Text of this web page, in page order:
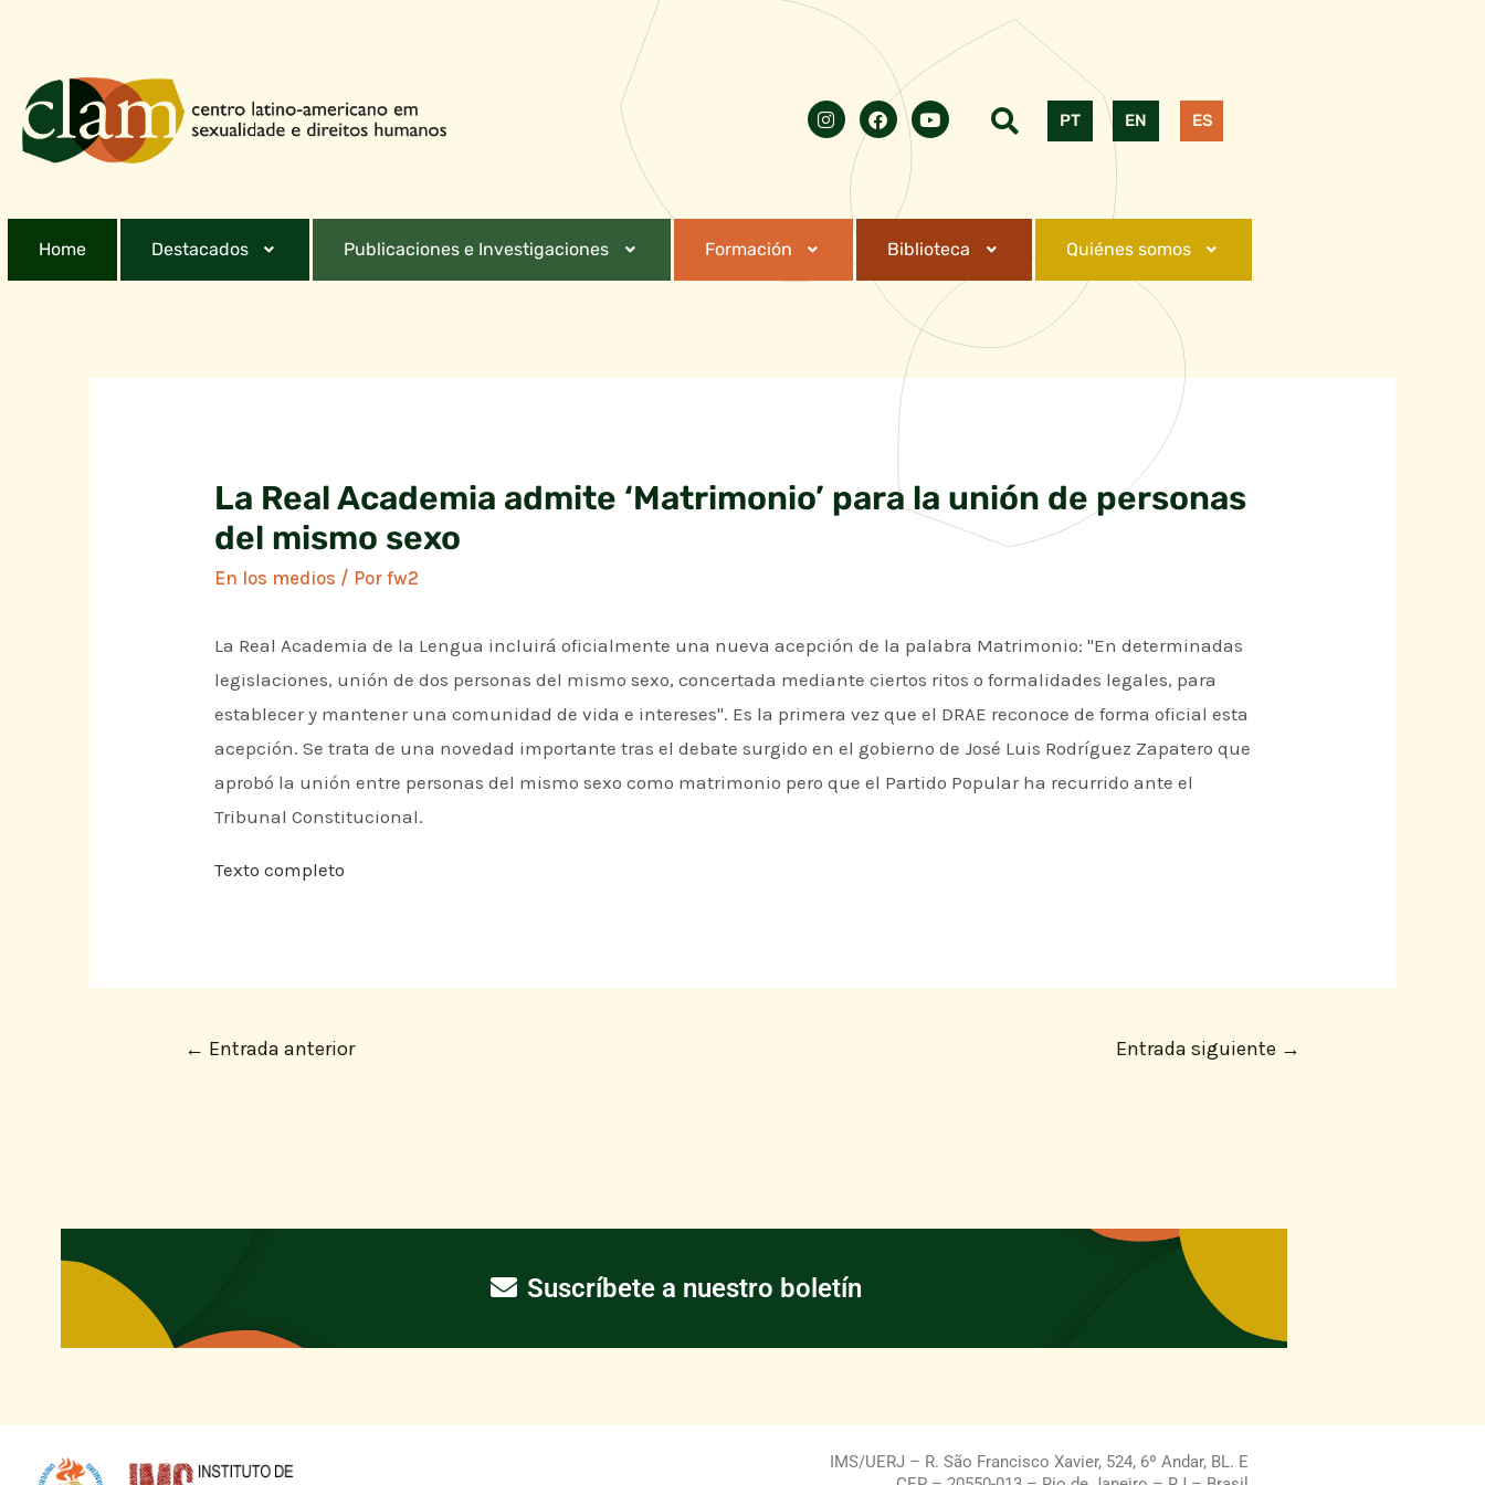
PT EN ES
Home Destacados Publicaciones e Investigaciones Formación Biblioteca Quiénes somos
La Real Academia admite ‘Matrimonio’ para la unión de personas
del mismo sexo
En los medios / Porfw2
La Real Academia de la Lengua incluirá oficialmente una nueva acepción de la palabra Matrimonio: "En determinadas
legislaciones, unión de dos personas del mismo sexo, concertada mediante ciertos ritos o formalidades legales, para
establecer y mantener una comunidad de vida e intereses". Es la primera vez que el DRAE reconoce de forma oficial esta
acepción. Se trata de una novedad importante tras el debate surgido en el gobierno de José Luis Rodríguez Zapatero que
aprobó la unión entre personas del mismo sexo como matrimonio pero que el Partido Popular ha recurrido ante el
Tribunal Constitucional.
Texto completo
← Entrada anterior Entrada siguiente →
Suscríbete a nuestro boletín
IMS/UERJ – R. São Francisco Xavier, 524, 6º Andar, BL. E